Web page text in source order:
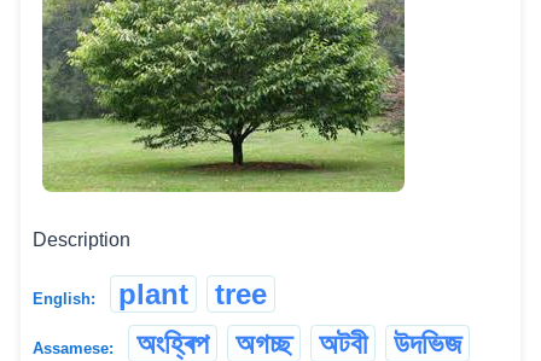
Description
English: plant tree
Assamese: অংহ্ৰিপ অগচ্ছ অটবী
উদভিজ